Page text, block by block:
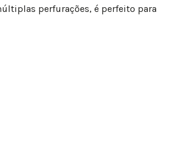
perfurações, é perfeito para